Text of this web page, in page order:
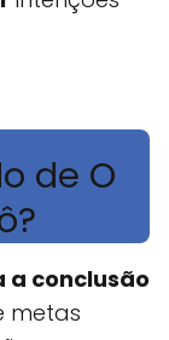
de O
a conclusão
metas